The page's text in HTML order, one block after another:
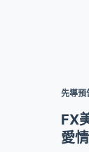
先導預
FX
愛